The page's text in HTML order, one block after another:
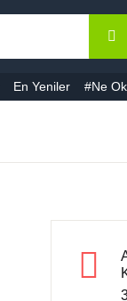
En Yeniler #Ne